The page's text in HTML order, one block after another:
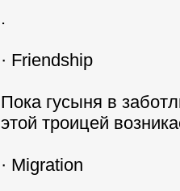
.
· Friendship
Пока гусыня в
этой троицей
· Migration